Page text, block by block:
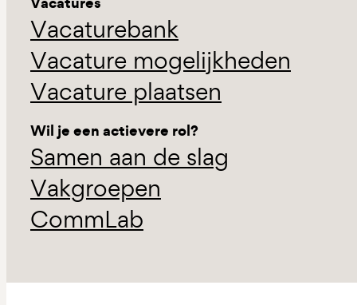
Vacaturebank
Vacature mogelijkheden
Vacature plaatsen
Wil je een actievere rol?
Samen aan de slag
Vakgroepen
CommLab